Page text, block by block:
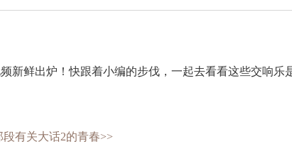
鲜出炉！快跟着小编的步伐，一起去看看这些交响乐
有关大话2的青春>>